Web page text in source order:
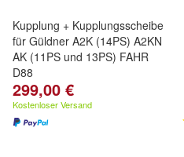
Kupplung + Kupplungsscheibe
für Güldner A2K (14PS) A2KN
AK (11PS und 13PS) FAHR
D88
299,00 €
Kostenloser Versand